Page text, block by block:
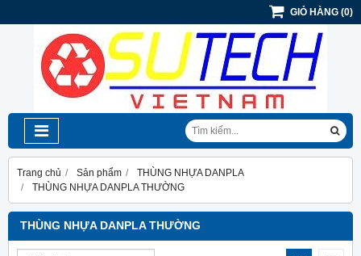
GIỎ HÀNG (0)
Trang chủ Sản phẩm
THÙNG NHỰA DANPLA
THÙNG NHỰA DANPLA THƯỜNG
THÙNG NHỰA DANPLA THƯỜNG